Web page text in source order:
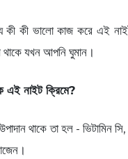
কী ভালো কাজ করে এই
থাকে যখন আপনি ঘুমান।
এই নাইট ক্রিমে?
থাকে তা হল -